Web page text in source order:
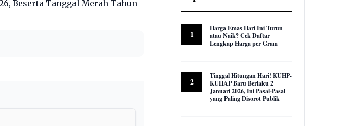
1
Harga Emas Hari Ini Turun
atau Naik? Cek Daftar
Lengkap Harga per Gram
2
Tinggal Hitungan Hari! KUHP-
KUHAP Baru Berlaku 2
Januari 2026, Ini Pasal-Pasal
yang Paling Disorot Publik